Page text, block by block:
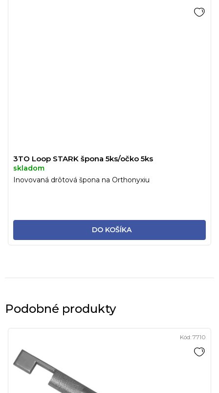
3TO Loop STARK špona 5ks/očko 5ks
skladom
DO KOŠÍKA
Inovovaná drôtová špona na Orthonyxiu
Podobné produkty
Kód: 7710